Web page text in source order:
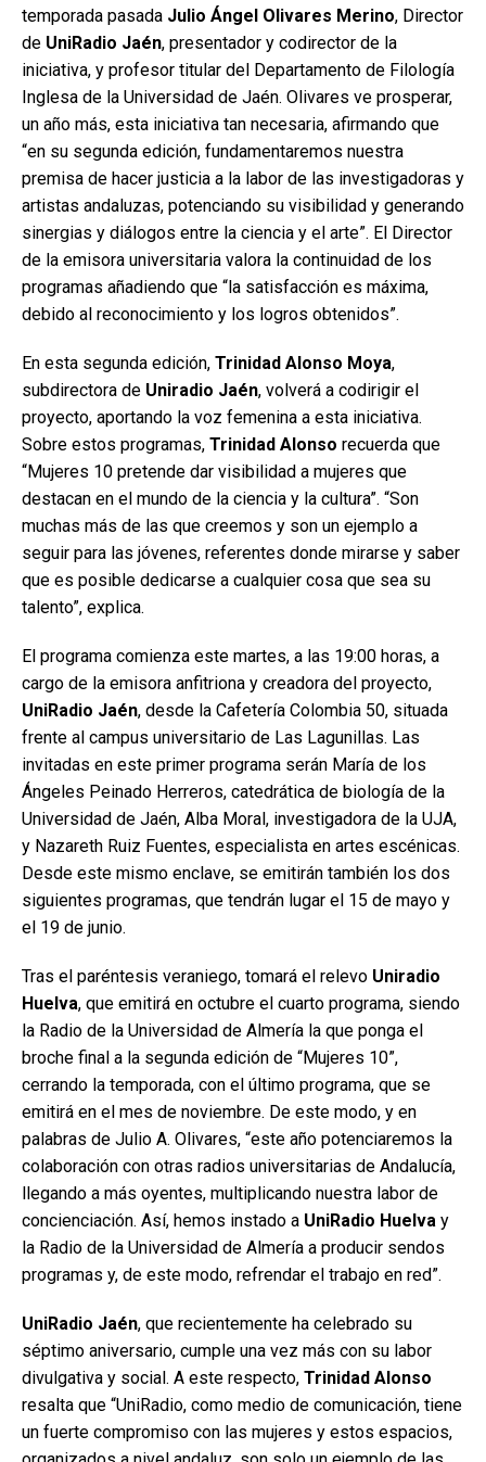
temporada pasada Julio Ángel Olivares Merino, Director
de UniRadio Jaén, presentador y codirector de la
iniciativa, y profesor titular del Departamento de Filología
Inglesa de la Universidad de Jaén. Olivares ve prosperar,
un año más, esta iniciativa tan necesaria, afirmando que
“en su segunda edición, fundamentaremos nuestra
premisa de hacer justicia a la labor de las investigadoras y
artistas andaluzas, potenciando su visibilidad y generando
sinergias y diálogos entre la ciencia y el arte”. El Director
de la emisora universitaria valora la continuidad de los
programas añadiendo que “la satisfacción es máxima,
debido al reconocimiento y los logros obtenidos”.
En esta segunda edición, Trinidad Alonso Moya,
subdirectora de Uniradio Jaén, volverá a codirigir el
proyecto, aportando la voz femenina a esta iniciativa.
Sobre estos programas, Trinidad Alonso recuerda que
“Mujeres 10 pretende dar visibilidad a mujeres que
destacan en el mundo de la ciencia y la cultura”. “Son
muchas más de las que creemos y son un ejemplo a
seguir para las jóvenes, referentes donde mirarse y saber
que es posible dedicarse a cualquier cosa que sea su
talento”, explica.
El programa comienza este martes, a las 19:00 horas, a
cargo de la emisora anfitriona y creadora del proyecto,
UniRadio Jaén, desde la Cafetería Colombia 50, situada
frente al campus universitario de Las Lagunillas. Las
invitadas en este primer programa serán María de los
Ángeles Peinado Herreros, catedrática de biología de la
Universidad de Jaén, Alba Moral, investigadora de la UJA,
y Nazareth Ruiz Fuentes, especialista en artes escénicas.
Desde este mismo enclave, se emitirán también los dos
siguientes programas, que tendrán lugar el 15 de mayo y
el 19 de junio.
Tras el paréntesis veraniego, tomará el relevo Uniradio
Huelva, que emitirá en octubre el cuarto programa, siendo
la Radio de la Universidad de Almería la que ponga el
broche final a la segunda edición de “Mujeres 10”,
cerrando la temporada, con el último programa, que se
emitirá en el mes de noviembre. De este modo, y en
palabras de Julio A. Olivares, “este año potenciaremos la
colaboración con otras radios universitarias de Andalucía,
llegando a más oyentes, multiplicando nuestra labor de
concienciación. Así, hemos instado a UniRadio Huelva y
la Radio de la Universidad de Almería a producir sendos
programas y, de este modo, refrendar el trabajo en red”.
UniRadio Jaén, que recientemente ha celebrado su
séptimo aniversario, cumple una vez más con su labor
divulgativa y social. A este respecto, Trinidad Alonso
resalta que “UniRadio, como medio de comunicación, tiene
un fuerte compromiso con las mujeres y estos espacios,